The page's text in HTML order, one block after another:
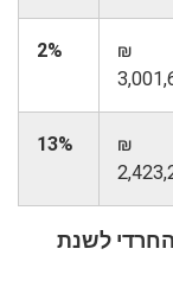
₪
2%
₪
13%
לשנת